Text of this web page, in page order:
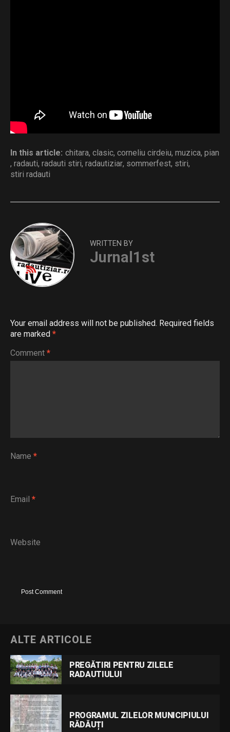
In this article: chitara, clasic, corneliu cirdeiu, muzica, pian
, radauti, radauti stiri, radautiziar, sommerfest, stiri,
stiri radauti
WRITTEN BY
Jurnal1st
Your email address will not be published. Required fields
are marked *
Comment *
Name *
Email *
Website
ALTE ARTICOLE
PREGĂTIRI PENTRU ZILELE
RADAUTIULUI
PROGRAMUL ZILELOR MUNICIPIULUI
RĂDĂUȚI